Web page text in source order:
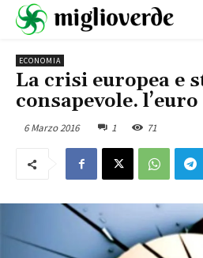
ECONOMIA
La crisi europea e
consapevole.
6 Marzo 2016 1 71